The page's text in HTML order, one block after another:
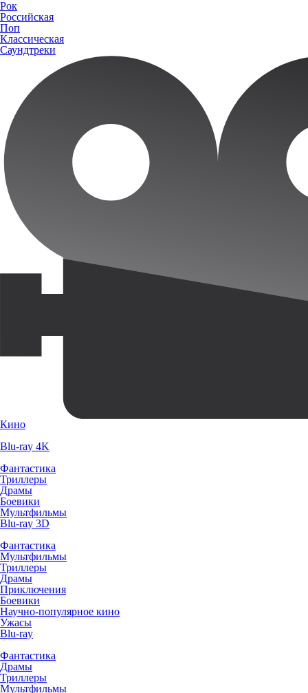
Рок
Российская
Поп
Классическая
Саундтреки
Кино
Blu-ray 4K
Фантастика
Триллеры
Драмы
Боевики
Мультфильмы
Blu-ray 3D
Фантастика
Мультфильмы
Триллеры
Драмы
Приключения
Боевики
Научно-популярное кино
Ужасы
Blu-ray
Фантастика
Драмы
Триллеры
Мультфильмы